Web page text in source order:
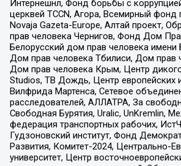
Интернешнл, Фонд борьбы с
церквей TCCN, Агора, Всемирный фонд
Novaja Gazeta-Europe, Алтай проект,
прав человека Чернигов, Фонд Дом
Белорусский дом прав человека имени
Дом прав человека Тбилиси, Дом прав
Дом прав человека Крым, Центр
Studios, ТВ Дождь, Центр европейских
Вилфрида Мартенса, Сетевое
расследователей, АЛЛАТРА, За
Свободная Бурятия, Uralic, UnKremlin,
федерация транспортных рабочих,
Гудзоновский институт, Фонд
Развития, Комитет-2024, Центрально-
университет, Центр